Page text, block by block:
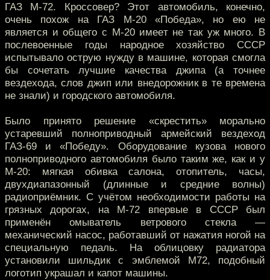
ГАЗ М-72. Кроссовер? Этот автомобиль, конечно,
очень похож на ГАЗ М-20 «Победа», но ею не
является и общего с М-20 имеет не так уж много. В
послевоенные годы народное хозяйство СССР
испытывало острую нужду в машине, которая смогла
бы сочетать лучшие качества джипа (а точнее
вездехода, слов джип или внедорожник в те времена
не знали) и городского автомобиля.
Было принято решение «скрестить» морально
устаревший полноприводный армейский вездеход
ГАЗ-69 и «Победу». Оборудование кузова нового
полноприводного автомобиля было таким же, как и у
М-20: мягкая обивка салона, отопитель, часы,
двухдиапазонный (длинные и средние волны)
радиоприёмник. С учётом необходимости работы на
грязных дорогах, на М-72 впервые в СССР был
применён омыватель ветрового стекла —
механический насос, работавший от нажатия ногой на
специальную педаль. На облицовку радиатора
установили шильдик с эмблемой М72, подобный
логотип украшал и капот машины.